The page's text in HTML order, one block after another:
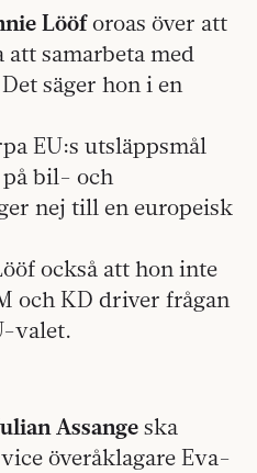
Lööforoas över att
samarbeta med
säger hon i en
EU:s utsläppsmål
bil- och
nej till en europeisk
också att hon inte
och KD driver frågan
valet.
Assangeska
överåklagare Eva-